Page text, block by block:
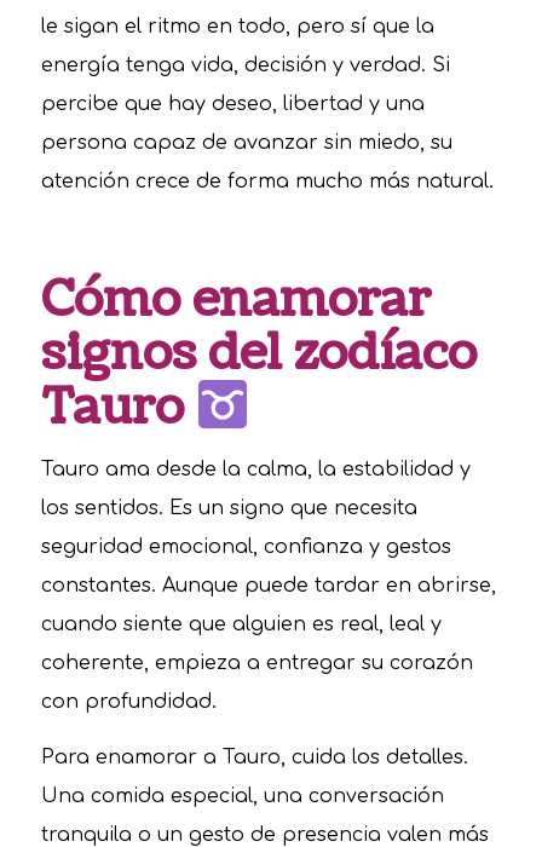
le sigan el ritmo en todo, pero sí que la
energía tenga vida, decisión y verdad. Si
percibe que hay deseo, libertad y una
persona capaz de avanzar sin miedo, su
atención crece de forma mucho más natural.
Cómo enamorar
signos del zodíaco
Tauro
Tauro ama desde la calma, la estabilidad y
los sentidos. Es un signo que necesita
seguridad emocional, confianza y gestos
constantes. Aunque puede tardar en abrirse,
cuando siente que alguien es real, leal y
coherente, empieza a entregar su corazón
con profundidad.
Para enamorar a Tauro, cuida los detalles.
Una comida especial, una conversación
tranquila o un gesto de presencia valen más